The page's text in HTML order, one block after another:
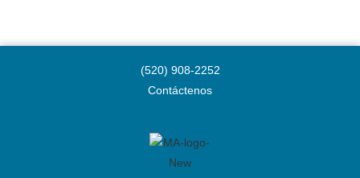
(520) 908-2252
Contáctenos